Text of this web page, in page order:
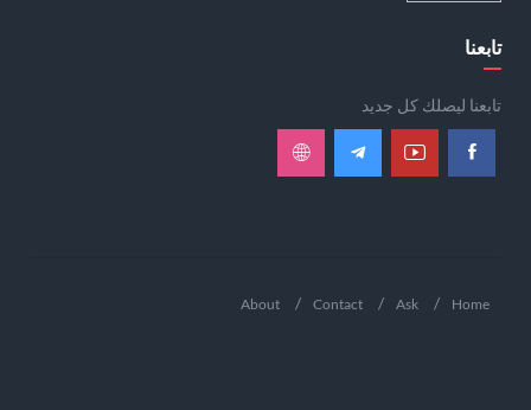
تابعنا
تابعنا ليصلك كل جديد
Home
Ask
Contact
About